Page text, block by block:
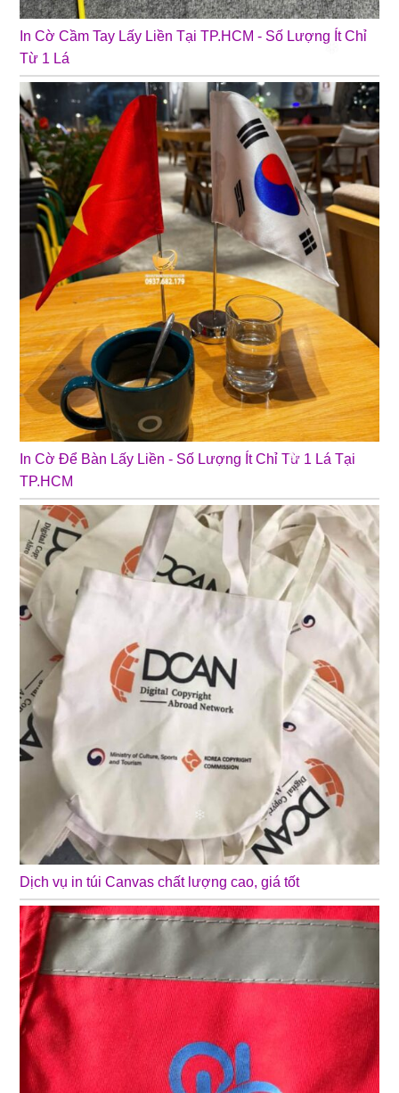
In Cờ Cầm Tay Lấy Liền Tại TP.HCM - Số Lượng Ít Chỉ
Từ 1 Lá
In Cờ Để Bàn Lấy Liền - Số Lượng Ít Chỉ Từ 1 Lá Tại
TP.HCM
Dịch vụ in túi Canvas chất lượng cao, giá tốt
❄
❄